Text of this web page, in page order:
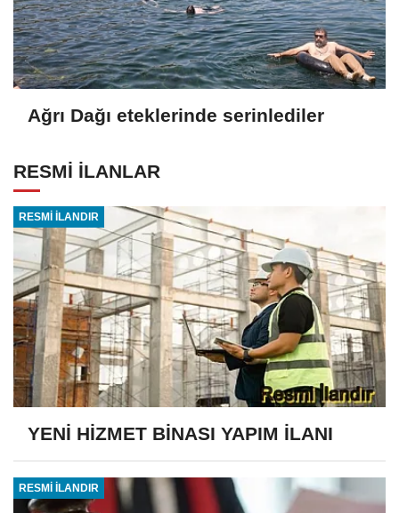
Ağrı Dağı eteklerinde serinlediler
RESMİ İLANLAR
RESMİ İLANDIR
YENİ HİZMET BİNASI YAPIM İLANI
RESMİ İLANDIR